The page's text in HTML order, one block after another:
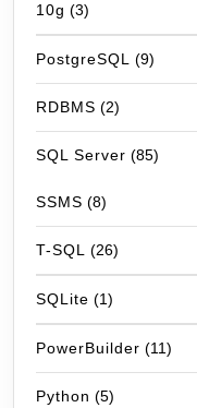
10g (3)
PostgreSQL (9)
RDBMS (2)
SQL Server (85)
SSMS (8)
T-SQL (26)
SQLite (1)
PowerBuilder (11)
Python (5)